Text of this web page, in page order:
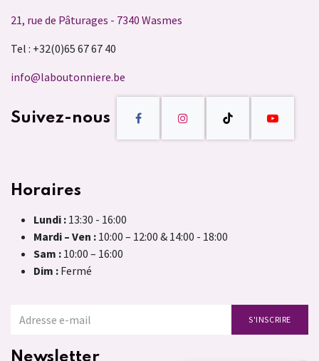
21, rue de Pâturages - 7340 Wasmes
Tel : +32(0)65 67 67 40
info@laboutonniere.be
Suivez-nous
Horaires
Lundi : 13:30 - 16:00
Mardi – Ven : 10:00 – 12:00 & 14:00 - 18:00
Sam : 10:00 – 16:00
Dim : Fermé
S'INSCRIRE
Newsletter